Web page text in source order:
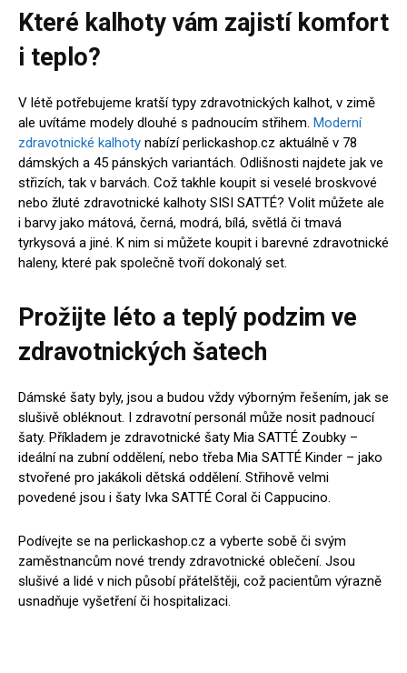
Které kalhoty vám zajistí komfort
i teplo?
V létě potřebujeme kratší typy zdravotnických kalhot, v zimě
ale uvítáme modely dlouhé s padnoucím střihem. Moderní
zdravotnické kalhoty nabízí perlickashop.cz aktuálně v 78
dámských a 45 pánských variantách. Odlišnosti najdete jak ve
střizích, tak v barvách. Což takhle koupit si veselé broskvové
nebo žluté zdravotnické kalhoty SISI SATTÉ? Volit můžete ale
i barvy jako mátová, černá, modrá, bílá, světlá či tmavá
tyrkysová a jiné. K nim si můžete koupit i barevné zdravotnické
haleny, které pak společně tvoří dokonalý set.
Prožijte léto a teplý podzim ve
zdravotnických šatech
Dámské šaty byly, jsou a budou vždy výborným řešením, jak se
slušivě obléknout. I zdravotní personál může nosit padnoucí
šaty. Příkladem je zdravotnické šaty Mia SATTÉ Zoubky –
ideální na zubní oddělení, nebo třeba Mia SATTÉ Kinder – jako
stvořené pro jakákoli dětská oddělení. Střihově velmi
povedené jsou i šaty Ivka SATTÉ Coral či Cappucino.
Podívejte se na perlickashop.cz a vyberte sobě či svým
zaměstnancům nové trendy zdravotnické oblečení. Jsou
slušivé a lidé v nich působí přátelštěji, což pacientům výrazně
usnadňuje vyšetření či hospitalizaci.